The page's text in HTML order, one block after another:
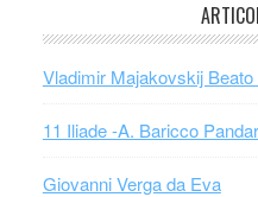
Vladimir Majakovskij Beato
11 Iliade -A. Baricco
Giovanni Verga da Eva